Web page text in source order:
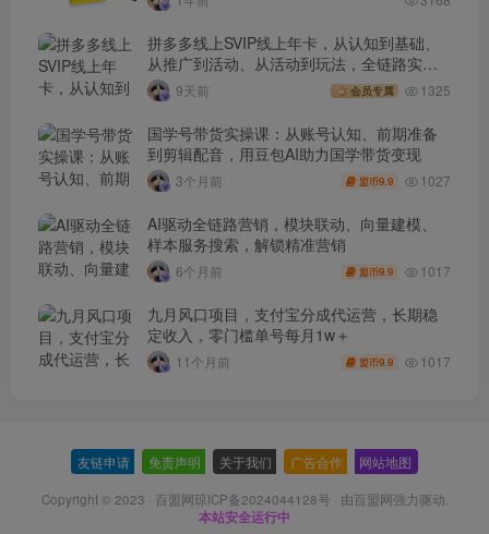
拼多多线上SVIP线上年卡，从认知到基础、
从推广到活动、从活动到玩法，全链路实战
(260730)
9天前 会员专属 1325
国学号带货实操课：从账号认知、前期准备
到剪辑配音，用豆包AI助力国学带货变现
3个月前 盟币9.9 1027
AI驱动全链路营销，模块联动、向量建模、
样本服务搜索，解锁精准营销
6个月前 盟币9.9 1017
九月风口项目，支付宝分成代运营，长期稳
定收入，零门槛单号每月1w＋
11个月前 盟币9.9 1017
友链申请 免责声明 关于我们 广告合作 网站地图
Copyright © 2023 · 百盟网琼ICP备2024044128号 · 由百盟网强力驱动.
本站安全运行中